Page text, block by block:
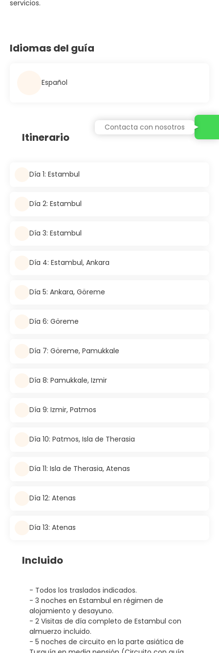
servicios.
Idiomas del guía
Español
Itinerario
Día 1: Estambul
Día 2: Estambul
Día 3: Estambul
Día 4: Estambul, Ankara
Día 5: Ankara, Göreme
Día 6: Göreme
Día 7: Göreme, Pamukkale
Día 8: Pamukkale, Izmir
Día 9: Izmir, Patmos
Día 10: Patmos, Isla de Therasia
Día 11: Isla de Therasia, Atenas
Día 12: Atenas
Día 13: Atenas
Incluido
- Todos los traslados indicados.
- 3 noches en Estambul en régimen de
alojamiento y desayuno.
- 2 Visitas de día completo de Estambul con
almuerzo incluido.
- 5 noches de circuito en la parte asiática de
Contacta con nosotros